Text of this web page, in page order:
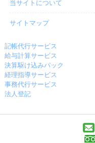
当サイトについて
サイトマップ
記帳代行サービス
給与計算サービス
決算駆け込みパック
経理指導サービス
事務代行サービス
法人登記